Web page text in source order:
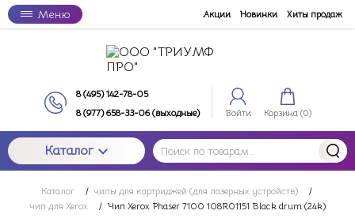
Меню Акции Новинки Хиты продаж
8 (495) 142-78-05
8 (977) 658-33-06 (выходные)
Войти Корзина (0)
Каталог
Каталог / чипы для картриджей (для лазерных устройств)
/
чип для Xerox
/ Чип Xerox Phaser 7100 108R01151 Black drum (24k)